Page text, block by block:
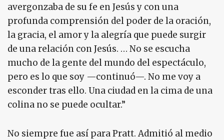
avergonzaba de su fe en Jesús y con una
profunda comprensión del poder de la oración,
la gracia, el amor y la alegría que puede surgir
de una relación con Jesús. … No se escucha
mucho de la gente del mundo del espectáculo,
pero es lo que soy —continuó—. No me voy a
esconder tras ello. Una ciudad en la cima de una
colina no se puede ocultar.”
No siempre fue así para Pratt. Admitió al medio